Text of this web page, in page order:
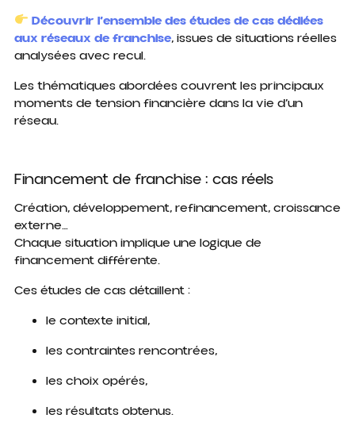
Découvrir l’ensemble des études de cas dédiées
aux réseaux de franchise, issues de situations réelles
analysées avec recul.
Les thématiques abordées couvrent les principaux
moments de tension financière dans la vie d’un
réseau.
Financement de franchise : cas réels
Création, développement, refinancement, croissance
externe…
Chaque situation implique une logique de
financement différente.
Ces études de cas détaillent :
le contexte initial,
les contraintes rencontrées,
les choix opérés,
les résultats obtenus.